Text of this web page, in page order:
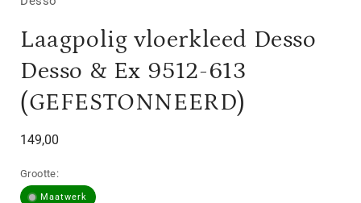
Laagpolig vloerkleed Desso
Desso & Ex 9512-613
(GEFESTONNEERD)
Normale
149,00
Grootte:
Maatwerk